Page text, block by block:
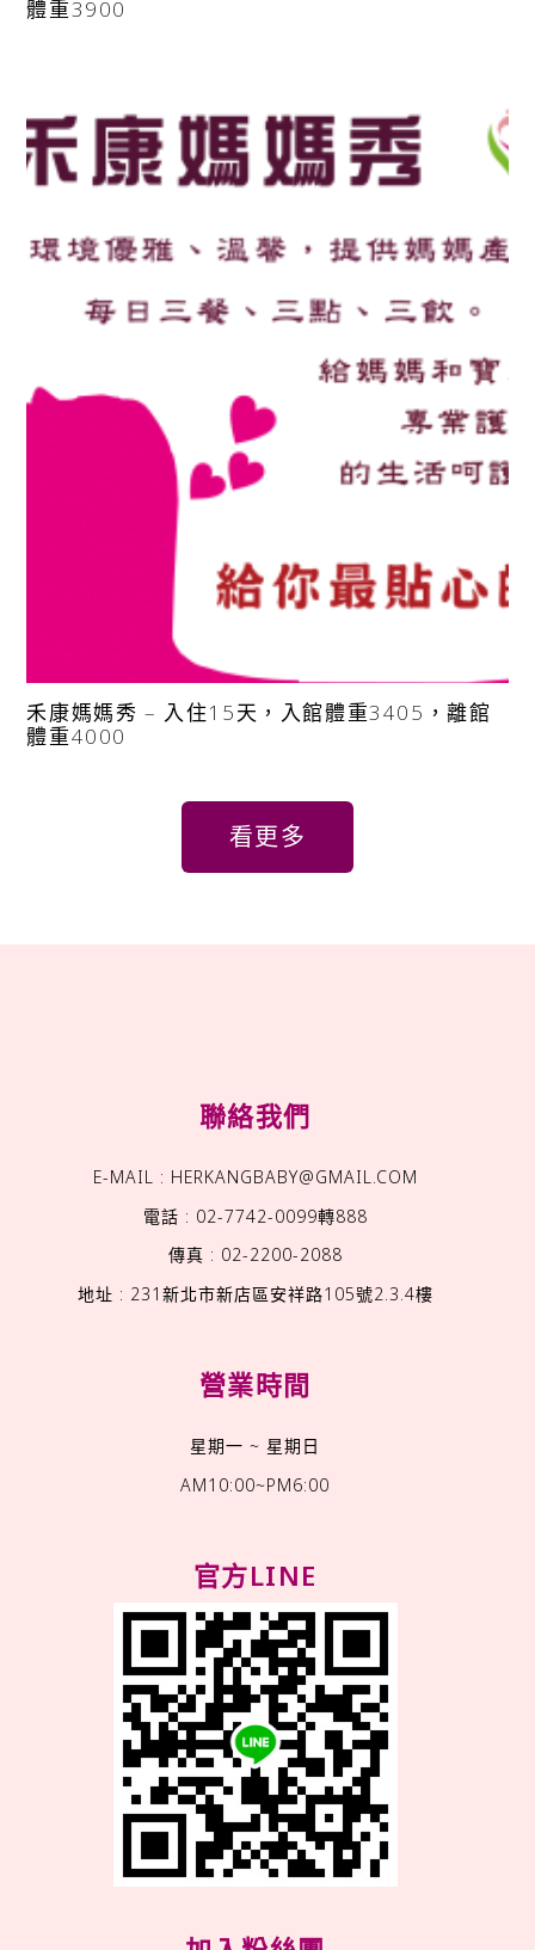
體重3900
禾康媽媽秀 – 入住15天，入館體重3405，離館
體重4000
看更多
聯絡我們
E-MAIL : HERKANGBABY@GMAIL.COM
電話 : 02-7742-0099轉888
傳真 : 02-2200-2088
地址 : 231新北市新店區安祥路105號2.3.4樓
營業時間
星期一 ~ 星期日
AM10:00~PM6:00
官方LINE